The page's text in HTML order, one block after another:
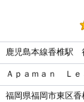
鹿児島本線香椎駅
Ａｐａｍａｎ Ｌ
福岡県福岡市東区